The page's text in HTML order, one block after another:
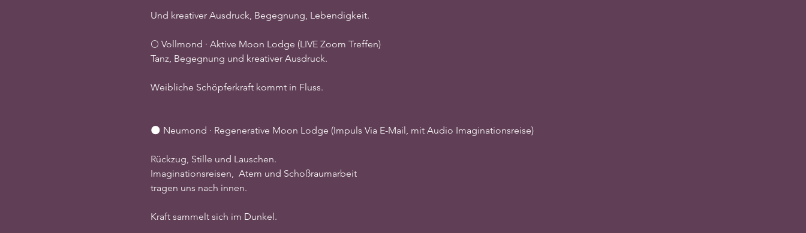
Und kreativer Ausdruck, Begegnung, Lebendigkeit.
🌕 Vollmond · Aktive Moon Lodge (LIVE Zoom Treffen)
Tanz, Begegnung und kreativer Ausdruck.
Weibliche Schöpferkraft kommt in Fluss.
🌑 Neumond · Regenerative Moon Lodge (Impuls Via E-Mail, mit Audio Imaginationsreise)
Rückzug, Stille und Lauschen.
Imaginationsreisen,  Atem und Schoßraumarbeit
tragen uns nach innen.
Kraft sammelt sich im Dunkel.